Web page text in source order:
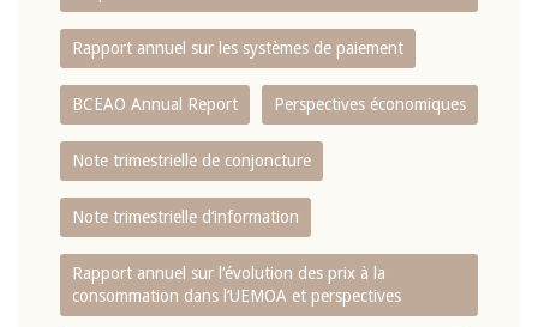
Rapport annuel sur les systèmes de paiement
BCEAO Annual Report Perspectives économiques
Note trimestrielle de conjoncture
Note trimestrielle d‘information
Rapport annuel sur l‘évolution des prix à la
consommation dans l‘UEMOA et perspectives